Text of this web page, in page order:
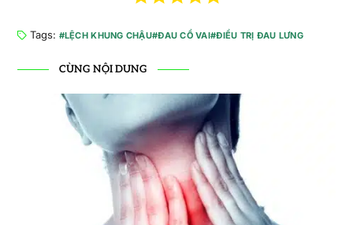
Tags: LỆCH KHUNG CHẬU ĐAU CỔ VAI ĐIỀU TRỊ ĐAU LƯNG
CÙNG NỘI DUNG